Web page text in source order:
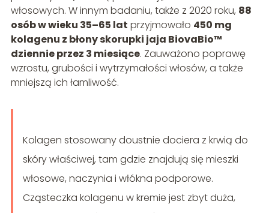
włosowych. W innym badaniu, także z 2020 roku, 88
osób w wieku 35–65 lat przyjmowało 450 mg
kolagenu z błony skorupki jaja BiovaBio™
dziennie przez 3 miesiące. Zauważono poprawę
wzrostu, grubości i wytrzymałości włosów, a także
mniejszą ich łamliwość.
Kolagen stosowany doustnie dociera z krwią do
skóry właściwej, tam gdzie znajdują się mieszki
włosowe, naczynia i włókna podporowe.
Cząsteczka kolagenu w kremie jest zbyt duża,